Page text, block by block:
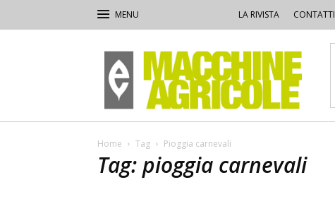
LA RIVISTA CONTATTI
Macchine
Agricole
Home Tag Pioggia carnevali
Tag: pioggia carnevali